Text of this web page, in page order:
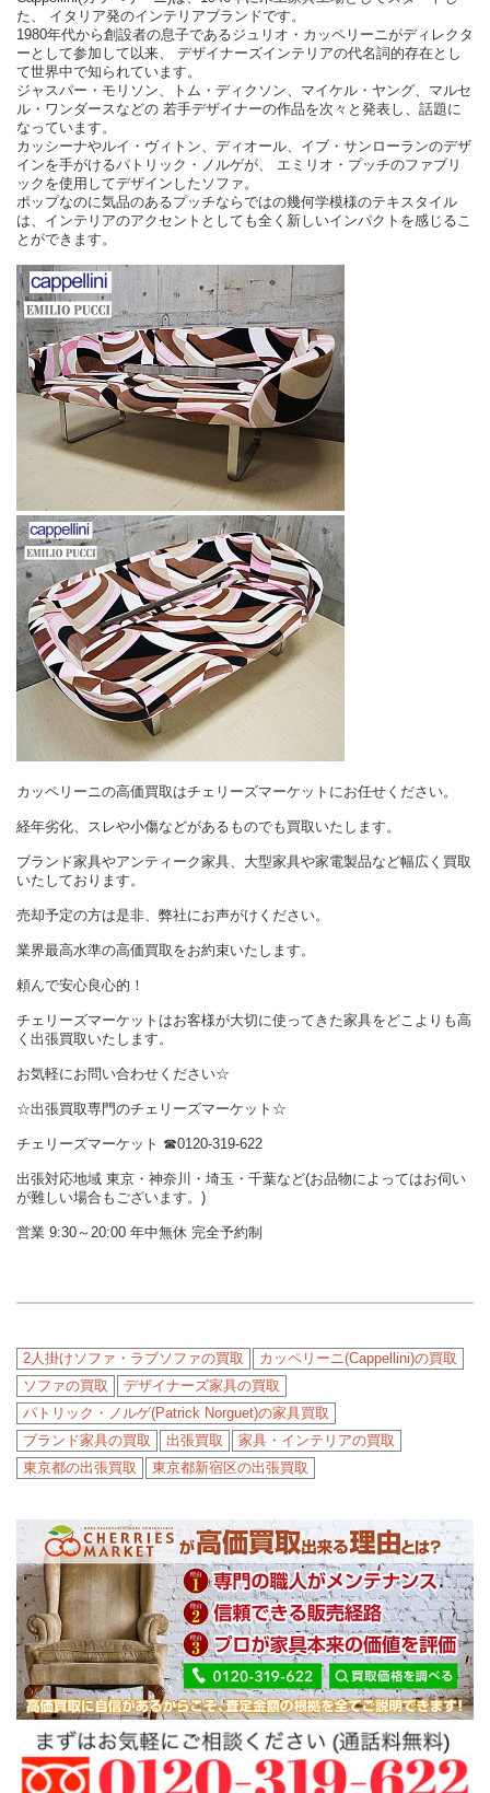
た、 イタリア発のインテリアブランドです。
1980年代から創設者の息子であるジュリオ・カッペリーニがディレクタ
ーとして参加して以来、 デザイナーズインテリアの代名詞的存在とし
て世界中で知られています。
ジャスパー・モリソン、トム・ディクソン、マイケル・ヤング、マルセ
ル・ワンダースなどの 若手デザイナーの作品を次々と発表し、話題に
なっています。
カッシーナやルイ・ヴィトン、ディオール、イブ・サンローランのデザ
インを手がけるパトリック・ノルゲが、 エミリオ・プッチのファブリ
ックを使用してデザインしたソファ。
ポップなのに気品のあるプッチならではの幾何学模様のテキスタイル
は、インテリアのアクセントとしても全く新しいインパクトを感じるこ
とができます。
カッペリーニの高価買取はチェリーズマーケットにお任せください。
経年劣化、スレや小傷などがあるものでも買取いたします。
ブランド家具やアンティーク家具、大型家具や家電製品など幅広く買取
いたしております。
売却予定の方は是非、弊社にお声がけください。
業界最高水準の高価買取をお約束いたします。
頼んで安心良心的！
チェリーズマーケットはお客様が大切に使ってきた家具をどこよりも高
く出張買取いたします。
お気軽にお問い合わせください☆
☆出張買取専門のチェリーズマーケット☆
チェリーズマーケット ☎︎0120-319-622
出張対応地域 東京・神奈川・埼玉・千葉など(お品物によってはお伺い
が難しい場合もございます。)
営業 9:30～20:00 年中無休 完全予約制
2人掛けソファ・ラブソファの買取
カッペリーニ(Cappellini)の買取
ソファの買取
デザイナーズ家具の買取
パトリック・ノルゲ(Patrick Norguet)の家具買取
ブランド家具の買取
出張買取
家具・インテリアの買取
東京都の出張買取
東京都新宿区の出張買取